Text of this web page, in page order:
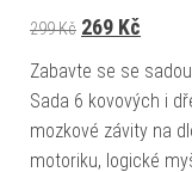
299Kč Původní cena
269 Kč
Zabavte se se
Sada 6 kovových i
mozkové závity na
motoriku, logické